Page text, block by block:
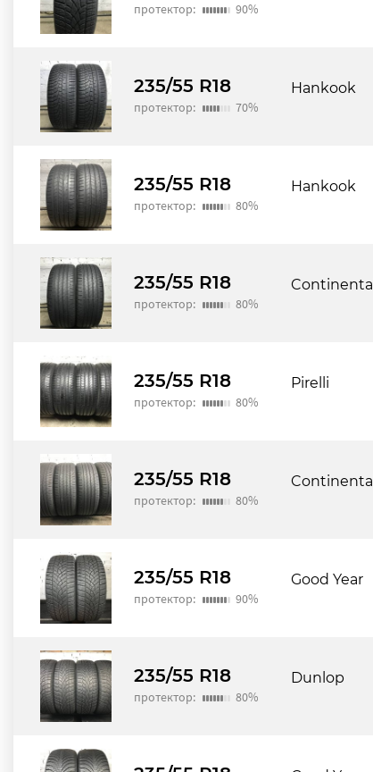
протектор: 90%
235/55 R18
протектор: 70%
Hankook
235/55 R18
протектор: 80%
Hankook
235/55 R18
протектор: 80%
Continental
235/55 R18
протектор: 80%
Pirelli
235/55 R18
протектор: 80%
Continental
235/55 R18
протектор: 90%
Good Year
235/55 R18
протектор: 80%
Dunlop